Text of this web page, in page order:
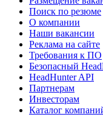
Поиск по резюме
О компании
Наши вакансии
Реклама на сайте
Требования к ПО
Безопасный
HeadHunter API
Партнерам
Инвесторам
Каталог